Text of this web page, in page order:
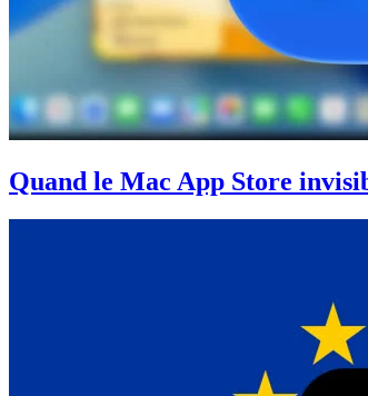
Quand le Mac App Store